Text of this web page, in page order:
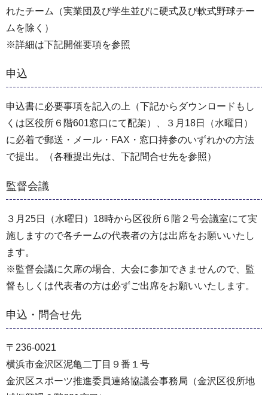
れたチーム（実業団及び学生並びに硬式及び軟式野球チー
ムを除く）
※詳細は下記開催要項を参照
申込
申込書に必要事項を記入の上（下記からダウンロードもし
くは区役所６階601窓口にて配架）、３月18日（水曜日）
に必着で郵送・メール・FAX・窓口持参のいずれかの方法
で提出。（各種提出先は、下記問合せ先を参照）
監督会議
３月25日（水曜日）18時から区役所６階２号会議室にて実
施しますので各チームの代表者の方は出席をお願いいたし
ます。
※監督会議に欠席の場合、大会に参加できませんので、監
督もしくは代表者の方は必ずご出席をお願いいたします。
申込・問合せ先
〒236-0021
横浜市金沢区泥亀二丁目９番１号
金沢区スポーツ推進委員連絡協議会事務局（金沢区役所地